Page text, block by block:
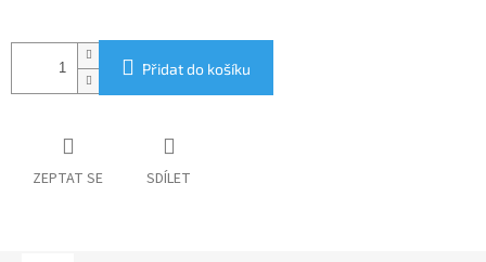
cena:
Přidat do košíku
ZEPTAT SE SDÍLET